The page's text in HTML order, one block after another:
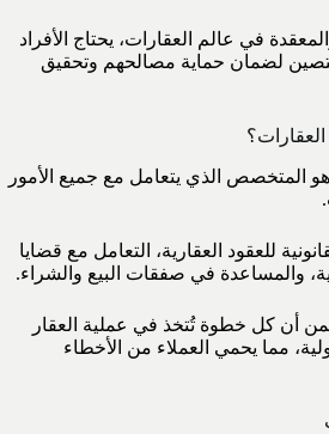
في عالم العقارات، يحتاج الأفراد
لضمان حماية مصالحهم وتحقيق
المتخصص الذي يتعامل مع جميع الأمور
للعقود العقارية، التعامل مع قضايا
والمساعدة في صفقات البيع والشراء.
أن كل خطوة تُتخذ في عملية العقار
مما يحمي العملاء من الأخطاء